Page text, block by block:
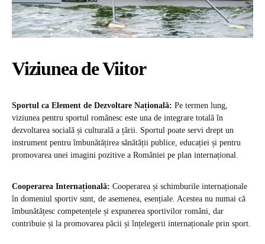
Viziunea de Viitor
Sportul ca Element de Dezvoltare Națională: Pe termen lung,
viziunea pentru sportul românesc este una de integrare totală în
dezvoltarea socială și culturală a țării. Sportul poate servi drept un
instrument pentru îmbunătățirea sănătății publice, educației și pentru
promovarea unei imagini pozitive a României pe plan internațional.
Cooperarea Internațională: Cooperarea și schimburile internaționale
în domeniul sportiv sunt, de asemenea, esențiale. Acestea nu numai că
îmbunătățesc competențele și expunerea sportivilor români, dar
contribuie și la promovarea păcii și înțelegerii internaționale prin sport.